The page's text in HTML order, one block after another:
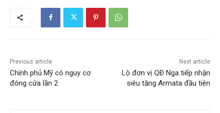
Previous article
Chính phủ Mỹ có nguy cơ
đóng cửa lần 2
Next article
Lộ đơn vị QĐ Nga tiếp nhận
siêu tăng Armata đầu tiên